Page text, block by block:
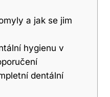
a jak se jim
hygienu v
dentální